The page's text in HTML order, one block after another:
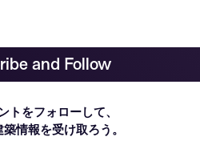
and Follow
トをフォローして、
情報を受け取ろう。